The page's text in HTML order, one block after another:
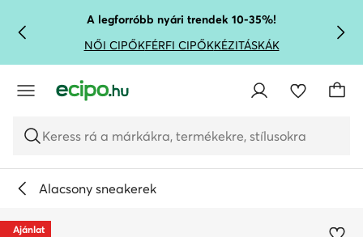
UGRÁS A FŐ TARTALOMRA
UGRÁS A KERESÉSHEZA legforróbb nyári trendek 10-35%!
NŐI CIPŐKFÉRFI CIPŐKKÉZITÁSKÁK
Keress rá a márkákra, termékekre, stílusokra
Alacsony sneakerek
Ajánlat